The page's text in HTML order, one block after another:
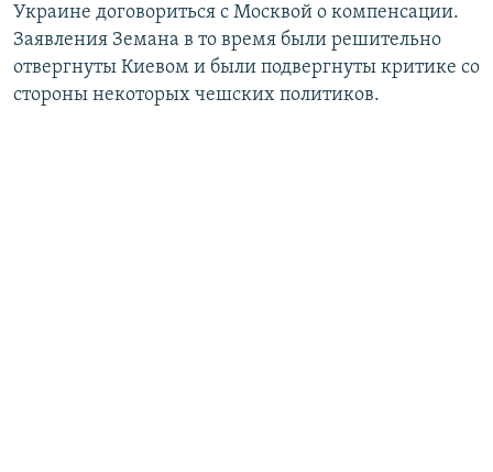
Украине договориться с Москвой о компенсации.
Заявления Земана в то время были решительно
отвергнуты Киевом и были подвергнуты критике со
стороны некоторых чешских политиков.